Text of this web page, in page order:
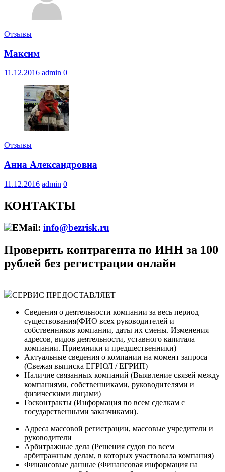
Отзывы
Максим
11.12.2016 admin 0
Отзывы
Анна Александровна
11.12.2016 admin 0
КОНТАКТЫ
EMail: info@bezrisk.ru
Проверить контрагента по ИНН за 100
рублей без регистрации онлайн
СЕРВИС ПРЕДОСТАВЛЯЕТ
Сведения о деятельности компании за весь период
существования(ФИО всех руководителей и
собственников компании, даты их смены. Изменения
адресов, видов деятельности, уставного капитала
компании. Приемники и предшественники)
Актуальные сведения о компании на момент запроса
(Cвежая выписка ЕГРЮЛ / ЕГРИП)
Наличие связанных компаний (Выявление связей между
компаниями, собственниками, руководителями и
физическими лицами)
Госконтракты (Информация по всем сделкам с
государственными заказчиками).
Адреса массовой регистрации, массовые учредители и
руководители
Арбитражные дела (Решения судов по всем
арбитражным делам, в которых участвовала компания)
Финансовые данные (Финансовая информация на